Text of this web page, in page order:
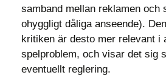
samband mellan reklamen och
ohyggligt dåliga anseende).
kritiken är desto mer relevant i
spelproblem, och visar det sig
eventuellt reglering.